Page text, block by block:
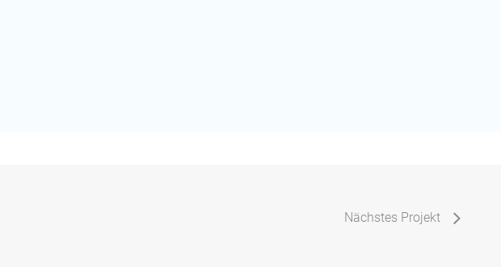
Nächstes Projekt